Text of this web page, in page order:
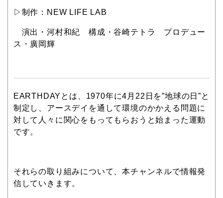
▷制作：NEW LIFE LAB
演出・河村和紀 構成・谷崎テトラ プロデュー
ス・廣岡輝
EARTHDAYとは、1970年に4月22日を”地球の日”と
制定し、アースデイを通して環境のかかえる問題に
対して人々に関心をもってもらおうと始まった運動
です。
それらの取り組みについて、本チャンネルで情報発
信していきます。